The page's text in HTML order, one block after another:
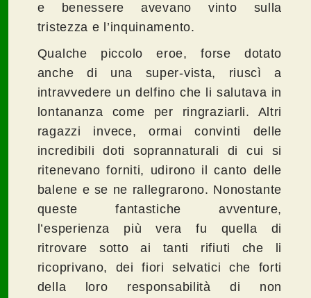
e benessere avevano vinto sulla
tristezza e l’inquinamento.
Qualche piccolo eroe, forse dotato
anche di una super-vista, riuscì a
intravvedere un delfino che li salutava in
lontananza come per ringraziarli. Altri
ragazzi invece, ormai convinti delle
incredibili doti soprannaturali di cui si
ritenevano forniti, udirono il canto delle
balene e se ne rallegrarono. Nonostante
queste fantastiche avventure,
l’esperienza più vera fu quella di
ritrovare sotto ai tanti rifiuti che li
ricoprivano, dei fiori selvatici che forti
della loro responsabilità di non